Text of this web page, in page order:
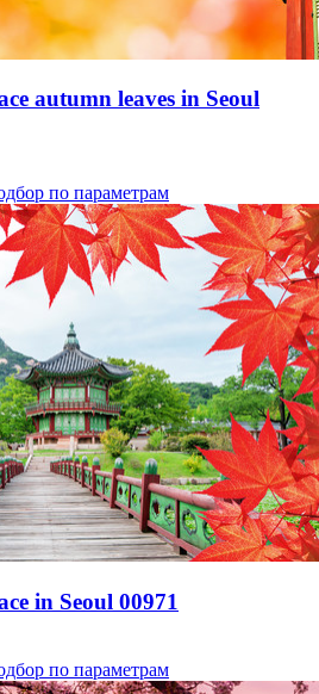
autumn leaves in Seoul
по параметрам
in Seoul 00971
по параметрам